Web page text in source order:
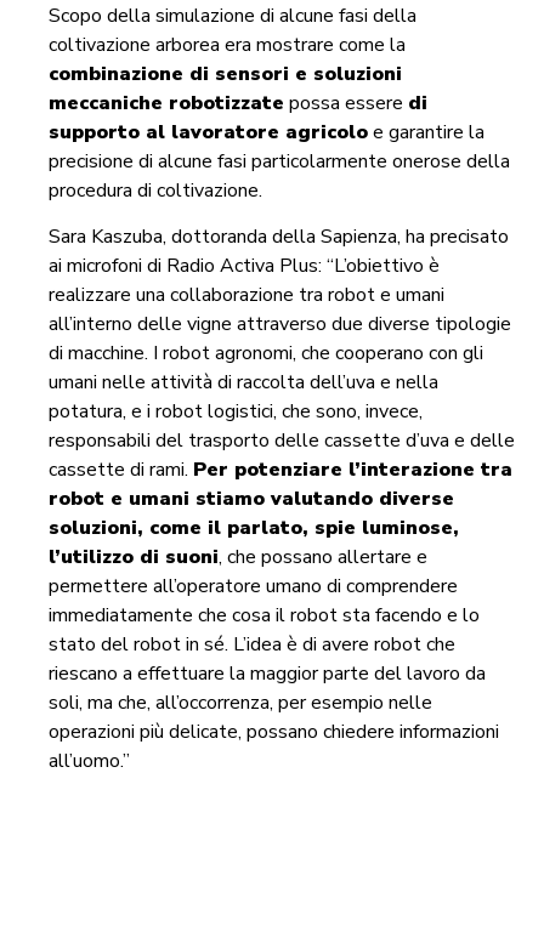
Scopo della simulazione di alcune fasi della
coltivazione arborea era mostrare come la
combinazione di sensori e soluzioni
meccaniche robotizzate possa essere di
supporto al lavoratore agricoloe garantire la
precisione di alcune fasi particolarmente onerose della
procedura di coltivazione.
Sara Kaszuba, dottoranda della Sapienza, ha precisato
ai microfoni di Radio Activa Plus: “L’obiettivo è
realizzare una collaborazione tra robot e umani
all’interno delle vigne attraverso due diverse tipologie
di macchine. I robot agronomi, che cooperano con gli
umani nelle attività di raccolta dell’uva e nella
potatura, e i robot logistici, che sono, invece,
responsabili del trasporto delle cassette d’uva e delle
cassette di rami. Per potenziare l’interazione tra
robot e umani stiamo valutando diverse
soluzioni, come il parlato, spie luminose,
l’utilizzo di suoni, che possano allertare e
permettere all’operatore umano di comprendere
immediatamente che cosa il robot sta facendo e lo
stato del robot in sé. L’idea è di avere robot che
riescano a effettuare la maggior parte del lavoro da
soli, ma che, all’occorrenza, per esempio nelle
operazioni più delicate, possano chiedere informazioni
all’uomo.”